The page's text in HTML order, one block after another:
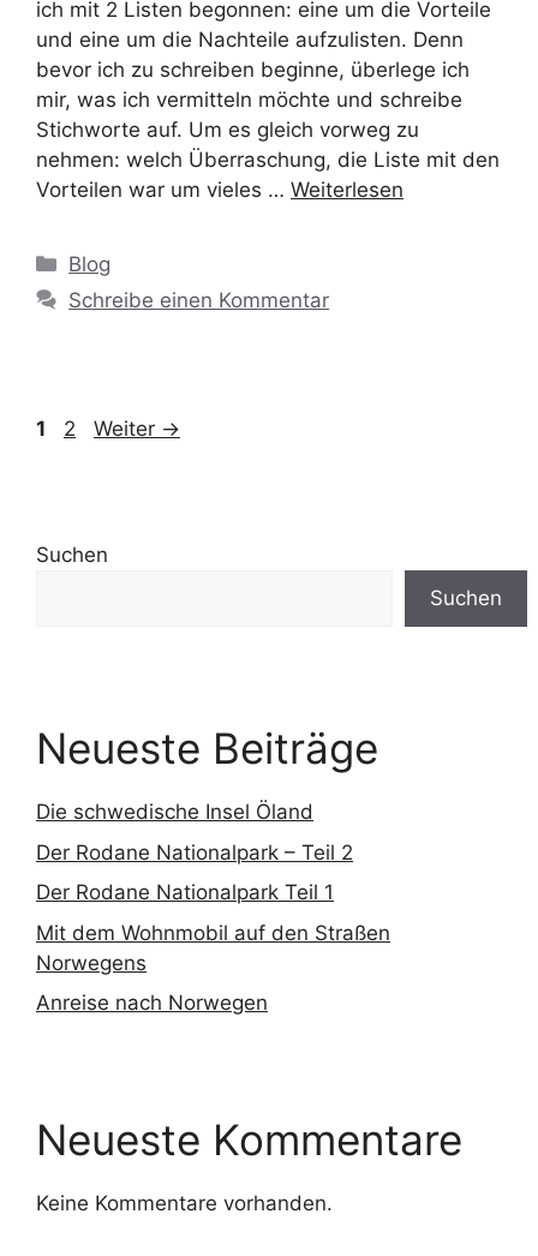
ich mit 2 Listen begonnen: eine um die Vorteile
und eine um die Nachteile aufzulisten. Denn
bevor ich zu schreiben beginne, überlege ich
mir, was ich vermitteln möchte und schreibe
Stichworte auf. Um es gleich vorweg zu
nehmen: welch Überraschung, die Liste mit den
Vorteilen war um vieles … Weiterlesen
Blog
Schreibe einen Kommentar
1 2 Weiter →
Suchen
Suchen
Neueste Beiträge
Die schwedische Insel Öland
Der Rodane Nationalpark – Teil 2
Der Rodane Nationalpark Teil 1
Mit dem Wohnmobil auf den Straßen
Norwegens
Anreise nach Norwegen
Neueste Kommentare
Keine Kommentare vorhanden.